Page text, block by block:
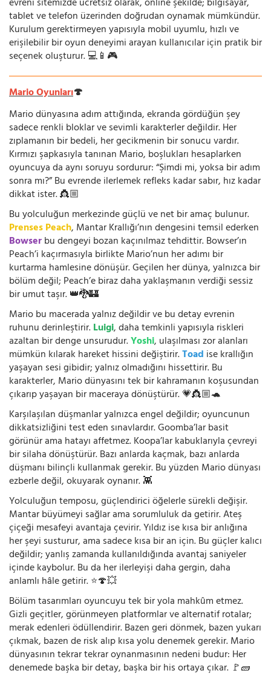
evreni sitemizde ücretsiz olarak, online şekilde; bilgisayar,
tablet ve telefon üzerinden doğrudan oynamak mümkündür.
Kurulum gerektirmeyen yapısıyla mobil uyumlu, hızlı ve
erişilebilir bir oyun deneyimi arayan kullanıcılar için pratik bir
seçenek oluşturur. 💻📱🎮
Mario Oyunları🍄
Mario dünyasına adım attığında, ekranda gördüğün şey
sadece renkli bloklar ve sevimli karakterler değildir. Her
zıplamanın bir bedeli, her gecikmenin bir sonucu vardır.
Kırmızı şapkasıyla tanınan Mario, boşlukları hesaplarken
oyuncuya da aynı soruyu sordurur: “Şimdi mi, yoksa bir adım
sonra mı?” Bu evrende ilerlemek refleks kadar sabır, hız kadar
dikkat ister. 👸🏼
Bu yolculuğun merkezinde güçlü ve net bir amaç bulunur.
Prenses Peach, Mantar Krallığı’nın dengesini temsil ederken
Bowserbu dengeyi bozan kaçınılmaz tehdittir. Bowser’ın
Peach’i kaçırmasıyla birlikte Mario’nun her adımı bir
kurtarma hamlesine dönüşür. Geçilen her dünya, yalnızca bir
bölüm değil; Peach’e biraz daha yaklaşmanın verdiği sessiz
bir umut taşır. 👑🐉🏰
Mario bu macerada yalnız değildir ve bu detay evrenin
ruhunu derinleştirir.Luigi, daha temkinli yapısıyla riskleri
azaltan bir denge unsurudur.Yoshi, ulaşılması zor alanları
mümkün kılarak hareket hissini değiştirir.Toad ise krallığın
yaşayan sesi gibidir; yalnız olmadığını hissettirir. Bu
karakterler, Mario dünyasını tek bir kahramanın koşusundan
çıkarıp yaşayan bir maceraya dönüştürür. 💗👸🏼🐢
Karşılaşılan düşmanlar yalnızca engel değildir; oyuncunun
dikkatsizliğini test eden sınavlardır. Goomba’lar basit
görünür ama hatayı affetmez. Koopa’lar kabuklarıyla çevreyi
bir silaha dönüştürür. Bazı anlarda kaçmak, bazı anlarda
düşmanı bilinçli kullanmak gerekir. Bu yüzden Mario dünyası
ezberle değil, okuyarak oynanır. 👾
Yolculuğun temposu, güçlendirici öğelerle sürekli değişir.
Mantar büyümeyi sağlar ama sorumluluk da getirir. Ateş
çiçeği mesafeyi avantaja çevirir. Yıldız ise kısa bir anlığına
her şeyi susturur, ama sadece kısa bir an için. Bu güçler kalıcı
değildir; yanlış zamanda kullanıldığında avantaj saniyeler
içinde kaybolur. Bu da her ilerleyişi daha gergin, daha
anlamlı hâle getirir. ⭐🍄💥
Bölüm tasarımları oyuncuyu tek bir yola mahkûm etmez.
Gizli geçitler, görünmeyen platformlar ve alternatif rotalar;
merak edenleri ödüllendirir. Bazen geri dönmek, bazen yukarı
çıkmak, bazen de risk alıp kısa yolu denemek gerekir. Mario
dünyasının tekrar tekrar oynanmasının nedeni budur: Her
denemede başka bir detay, başka bir his ortaya çıkar. 🚩🧱